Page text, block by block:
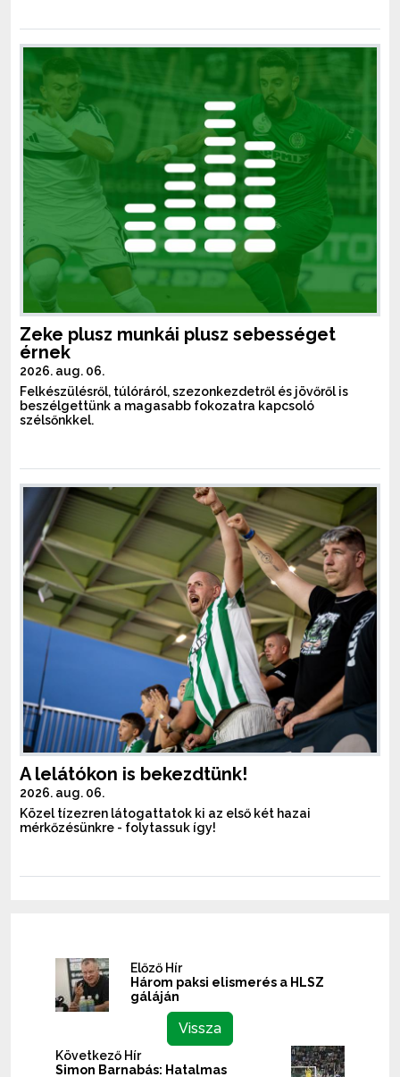
Zeke plusz munkái plusz sebességet
érnek
2026. aug. 06.
Felkészülésről, túlóráról, szezonkezdetről és jövőről is
beszélgettünk a magasabb fokozatra kapcsoló
szélsőnkkel.
A lelátókon is bekezdtünk!
2026. aug. 06.
Közel tízezren látogattatok ki az első két hazai
mérkőzésünkre - folytassuk így!
Előző Hír
Három paksi elismerés a HLSZ
gáláján
Vissza
Következő Hír
Simon Barnabás: Hatalmas